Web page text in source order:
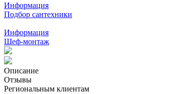
Информация
Подбор сантехники
Информация
Шеф-монтаж
Описание
Отзывы
Региональным клиентам